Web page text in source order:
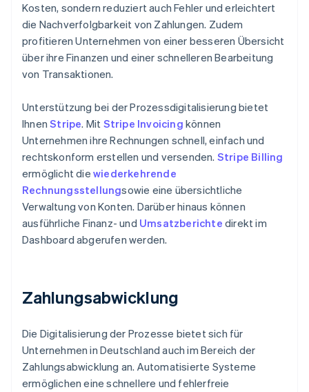
Kosten, sondern reduziert auch Fehler und erleichtert
die Nachverfolgbarkeit von Zahlungen. Zudem
profitieren Unternehmen von einer besseren Übersicht
über ihre Finanzen und einer schnelleren Bearbeitung
von Transaktionen.
Unterstützung bei der Prozessdigitalisierung bietet
IhnenStripe. Mit Stripe Invoicing können
Unternehmen ihre Rechnungen schnell, einfach und
rechtskonform erstellen und versenden. Stripe Billing
ermöglicht die wiederkehrende
Rechnungsstellungsowie eine übersichtliche
Verwaltung von Konten. Darüber hinaus können
ausführliche Finanz- und Umsatzberichte direkt im
Dashboard abgerufen werden.
Zahlungsabwicklung
Die Digitalisierung der Prozesse bietet sich für
Unternehmen in Deutschland auch im Bereich der
Zahlungsabwicklung an. Automatisierte Systeme
ermöglichen eine schnellere und fehlerfreie